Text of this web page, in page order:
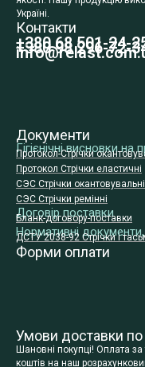
Україні.
Контакти
+380 68 501-24-
+380 98 296-72-
Документи
Гігієнічні висновки на
Протокол-Стрічки
Протокол Стрічки еластичні
СЭС Стрічки окантовувальні
СЭС Стрічки ремінні
Договір поставки
Бланк-договору-поставки
Нормативні
ДСТУ 2038-92 Стрічки і
Форми оплати
Умови доставки по
Шановні покупці! Оплата
коштів на наш